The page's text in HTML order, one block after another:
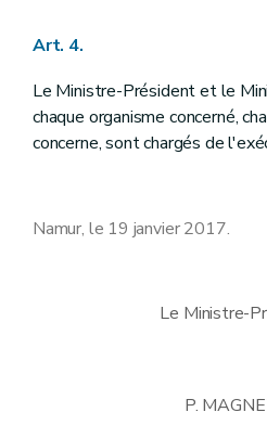
Art. 4.
Le Ministre-Président et le
chaque organisme concerné,
concerne, sont chargés de
Namur, le 19 janvier 2017.
Le Ministre-
P.